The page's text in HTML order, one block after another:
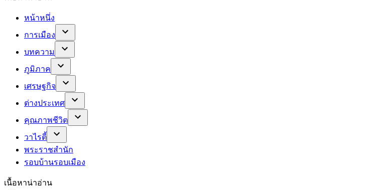
หน้าหนึ่ง
การเมือง
บทความ
ภูมิภาค
เศรษฐกิจ
ต่างประเทศ
คุณภาพชีวิต
วาไรตี้
พระราชสำนัก
รอบบ้านรอบเมือง
เนื้อหาน่าอ่าน